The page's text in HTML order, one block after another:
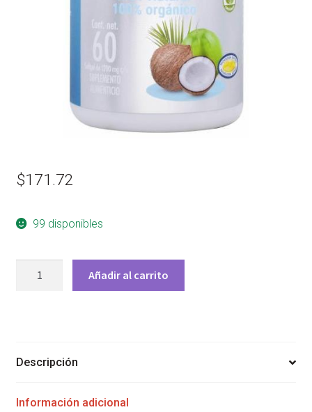
$171.72
99 disponibles
PHARMA
Añadir al carrito
Descripción
Información adicional